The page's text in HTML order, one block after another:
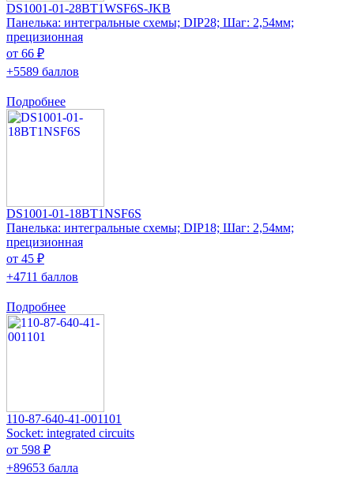
DS1001-01-28BT1WSF6S-JKB
Панелька: интегральные схемы; DIP28; Шаг: 2,54мм;
прецизионная
от 66 ₽
+5589 баллов
Подробнее
DS1001-01-18BT1NSF6S
Панелька: интегральные схемы; DIP18; Шаг: 2,54мм;
прецизионная
от 45 ₽
+4711 баллов
Подробнее
110-87-640-41-001101
Socket: integrated circuits
от 598 ₽
+89653 балла